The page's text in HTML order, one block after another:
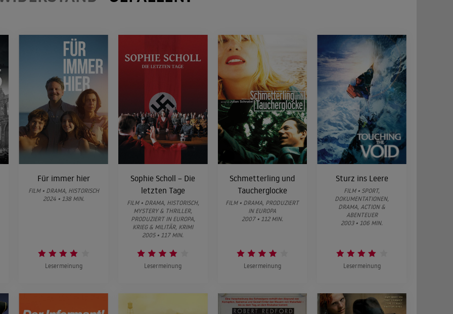
Für immer hier
FILM • DRAMA, HISTORISCH
2024 • 138 MIN.
Lesermeinung
Sophie Scholl – Die
letzten Tage
FILM • DRAMA, HISTORISCH,
MYSTERY & THRILLER,
PRODUZIERT IN EUROPA,
KRIEG & MILITÄR, KRIMI
2005 • 117 MIN.
Lesermeinung
Schmetterling und
Taucherglocke
FILM • DRAMA, PRODUZIERT
IN EUROPA
2007 • 112 MIN.
Lesermeinung
Sturz ins Leere
FILM • SPORT,
DOKUMENTATIONEN,
DRAMA, ACTION &
ABENTEUER
2003 • 106 MIN.
Lesermeinung